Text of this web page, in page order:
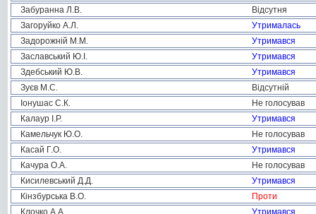
Забуранна Л.В.
Відсутня
Загоруйко А.Л.
Утрималась
Задорожній М.М.
Утримався
Заславський Ю.І.
Утримався
Здебський Ю.В.
Утримався
Зуєв М.С.
Відсутній
Іонушас С.К.
Не голосував
Калаур І.Р.
Утримався
Камельчук Ю.О.
Не голосував
Касай Г.О.
Утримався
Качура О.А.
Не голосував
Кисилевський Д.Д.
Утримався
Кінзбурська В.О.
Проти
Клочко А.А.
Утримався